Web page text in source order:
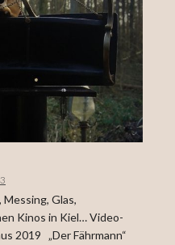
Glas,
Kinos in Kiel… Video-
2019 „Der Fährmann“